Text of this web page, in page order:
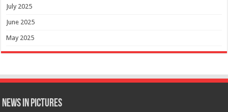
July 2025
June 2025
May 2025
News in Pictures